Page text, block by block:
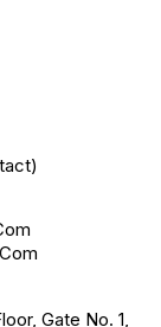
Gate No. 1,